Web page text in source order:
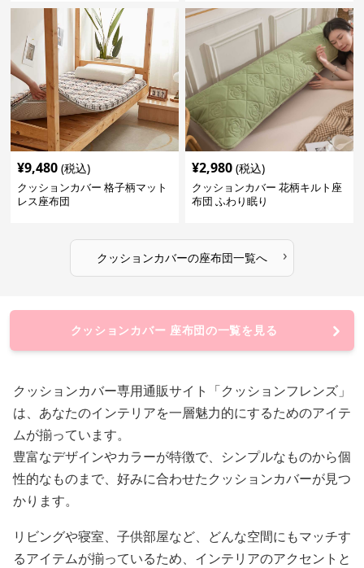
¥9,480 (税込)
クッションカバー 格子柄マット
レス座布団
¥2,980 (税込)
クッションカバー 花柄キルト座
布団 ふわり眠り
クッションカバーの座布団一覧へ ›
クッションカバー 座布団の一覧を見る
クッションカバー専用通販サイト「クッションフレンズ」
は、あなたのインテリアを一層魅力的にするためのアイテ
ムが揃っています。
豊富なデザインやカラーが特徴で、シンプルなものから個
性的なものまで、好みに合わせたクッションカバーが見つ
かります。
リビングや寝室、子供部屋など、どんな空間にもマッチす
るアイテムが揃っているため、インテリアのアクセントと